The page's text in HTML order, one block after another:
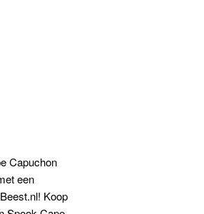
Capuchon
een
Koop